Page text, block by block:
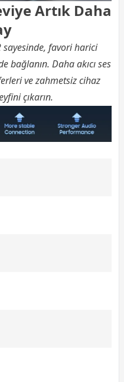
Artık Daha
favori harici
bağlanın. Daha akıcı ses
ve zahmetsiz cihaz
çıkarın.